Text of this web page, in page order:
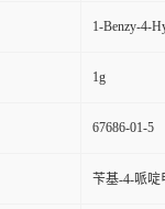
1-Benzy-4-
1g
67686-01-5
苄基-4-哌啶